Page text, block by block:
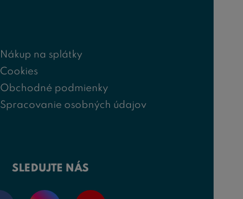
Nákup na splátky
Cookies
Obchodné podmienky
Spracovanie osobných údajov
SLEDUJTE NÁS